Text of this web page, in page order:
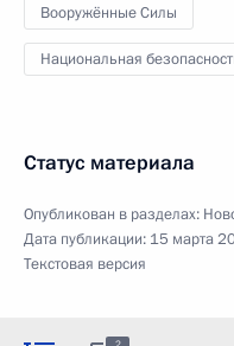
Вооружённые Силы
Национальная
Статус материала
Опубликован в разделах:
Дата публикации: 15 марта
Текстовая версия